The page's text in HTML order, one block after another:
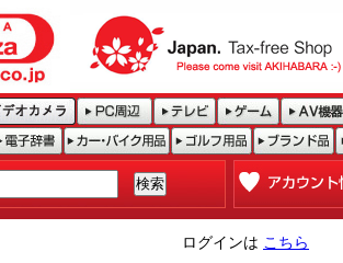
ログインは こちら